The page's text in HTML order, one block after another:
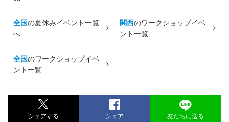
全国の夏休みイベント一覧
へ
関西のワークショップイベ
ント一覧
全国のワークショップイベ
ント一覧
シェアする シェア 友だちに送る